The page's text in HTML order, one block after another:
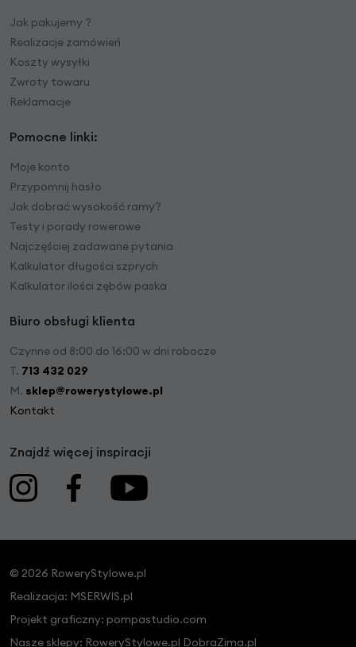
Jak pakujemy ?
Realizacje zamówień
Koszty wysyłki
Zwroty towaru
Reklamacje
Pomocne linki:
Moje konto
Przypomnij hasło
Jak dobrać wysokość ramy?
Testy i porady rowerowe
Najczęściej zadawane pytania
Kalkulator długości szprych
Kalkulator ilości zębów paska
Biuro obsługi klienta
Czynne od 8:00 do 16:00 w dni robocze
T. 713 432 029
M. sklep@rowerystylowe.pl
Kontakt
Znajdź więcej inspiracji
© 2026 RoweryStylowe.pl
Realizacja: MSERWIS.pl
Projekt graficzny: pompastudio.com
Nasze sklepy: RoweryStylowe.pl DobraZima.pl